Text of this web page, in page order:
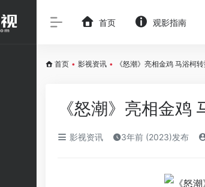
首页 观影指南
首页 • 影视资讯 • 《怒潮》亮相金鸡 马浴柯
《怒潮》亮相金鸡
影视资讯 3年前 (2023)发布